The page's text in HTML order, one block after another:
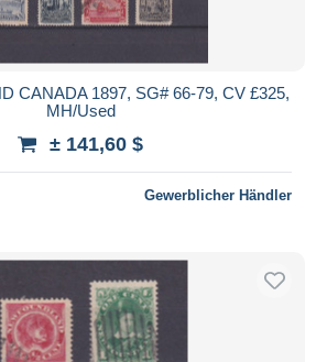
CANADA 1897, SG# 66-79, CV £325,
MH/Used
± 141,60 $
Gewerblicher Händler